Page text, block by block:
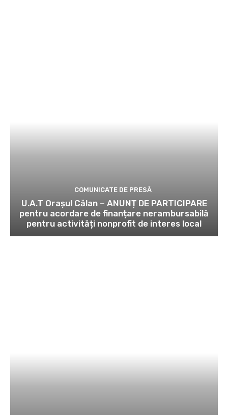
COMUNICATE DE PRESĂ
U.A.T Orașul Călan – ANUNȚ DE PARTICIPARE
pentru acordare de finanțare nerambursabilă
pentru activități nonprofit de interes local